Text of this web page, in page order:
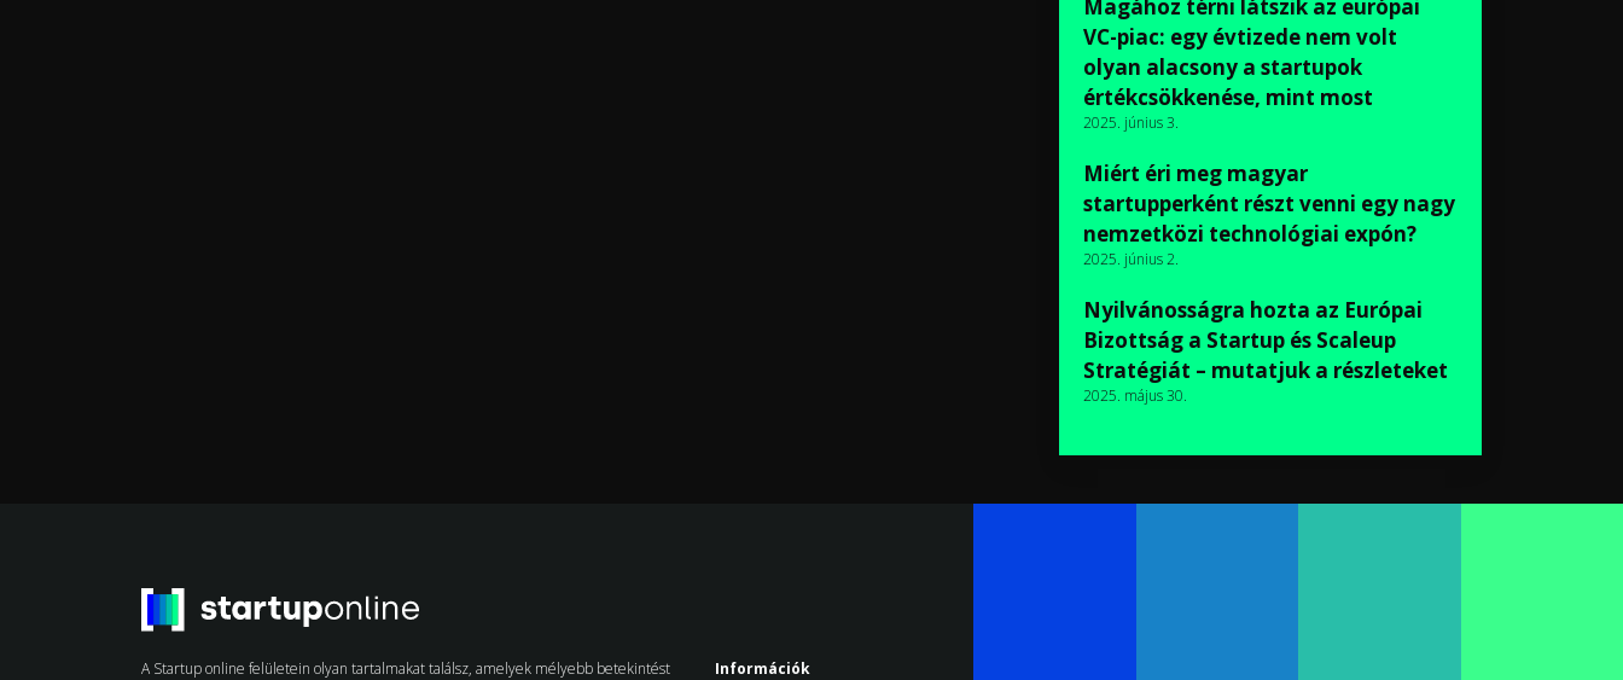
Magához térni látszik az európai
VC-piac: egy évtizede nem volt
olyan alacsony a startupok
értékcsökkenése, mint most
2025. június 3.
Miért éri meg magyar
startupperként részt venni egy nagy
nemzetközi technológiai expón?
2025. június 2.
Nyilvánosságra hozta az Európai
Bizottság a Startup és Scaleup
Stratégiát – mutatjuk a részleteket
2025. május 30.
A Startup online felületein olyan tartalmakat találsz, amelyek mélyebb betekintést
Információk